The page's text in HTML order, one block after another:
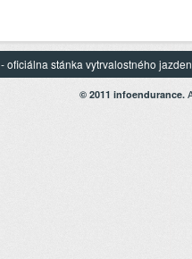
- oficiálna stánka vytrvalostného
© 2011 infoendurance.